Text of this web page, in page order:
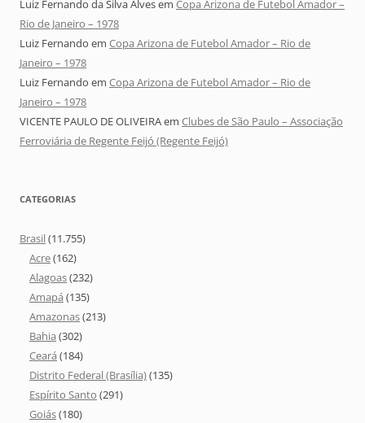
Luiz Fernando da Silva Alvesem Copa Arizona de Futebol Amador –
Rio de Janeiro – 1978
Luiz Fernando em Copa Arizona de Futebol Amador – Rio de
Janeiro – 1978
Luiz Fernando em Copa Arizona de Futebol Amador – Rio de
Janeiro – 1978
VICENTE PAULO DE OLIVEIRAem Clubes de São Paulo – Associação
Ferroviária de Regente Feijó (Regente Feijó)
CATEGORIAS
Brasil(11.755)
Acre(162)
Alagoas(232)
Amapá (135)
Amazonas(213)
Bahia (302)
Ceará (184)
Distrito Federal (Brasília)(135)
Espírito Santo (291)
Goiás(180)